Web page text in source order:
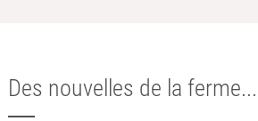
Des nouvelles de la ferme...